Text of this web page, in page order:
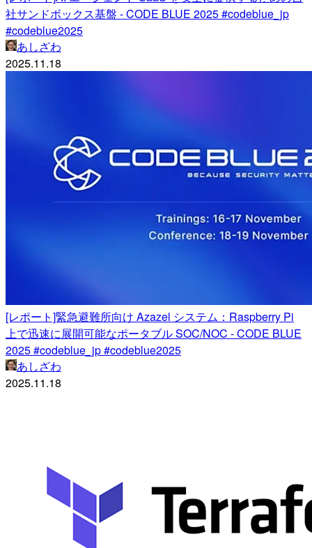
社サンドボックス基盤 - CODE BLUE 2025 #codeblue_jp
#codeblue2025
あしざわ
2025.11.18
[レポート]緊急避難所向け Azazel システム：Raspberry Pi
上で迅速に展開可能なポータブル SOC/NOC - CODE BLUE
2025 #codeblue_jp #codeblue2025
あしざわ
2025.11.18